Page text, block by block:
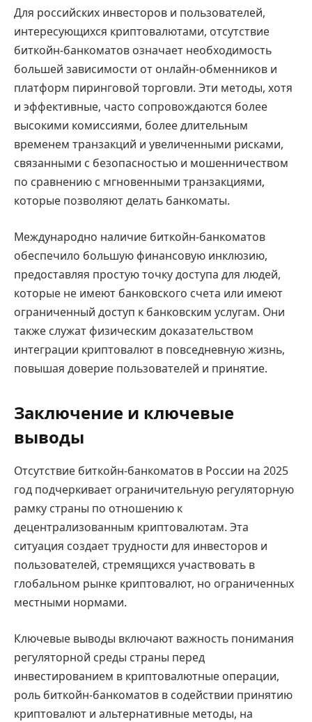
Для российских инвесторов и пользователей,
интересующихся криптовалютами, отсутствие
биткойн-банкоматов означает необходимость
большей зависимости от онлайн-обменников и
платформ пиринговой торговли. Эти методы, хотя
и эффективные, часто сопровождаются более
высокими комиссиями, более длительным
временем транзакций и увеличенными рисками,
связанными с безопасностью и мошенничеством
по сравнению с мгновенными транзакциями,
которые позволяют делать банкоматы.
Международно наличие биткойн-банкоматов
обеспечило большую финансовую инклюзию,
предоставляя простую точку доступа для людей,
которые не имеют банковского счета или имеют
ограниченный доступ к банковским услугам. Они
также служат физическим доказательством
интеграции криптовалют в повседневную жизнь,
повышая доверие пользователей и принятие.
Заключение и ключевые
выводы
Отсутствие биткойн-банкоматов в России на 2025
год подчеркивает ограничительную регуляторную
рамку страны по отношению к
децентрализованным криптовалютам. Эта
ситуация создает трудности для инвесторов и
пользователей, стремящихся участвовать в
глобальном рынке криптовалют, но ограниченных
местными нормами.
Ключевые выводы включают важность понимания
регуляторной среды страны перед
инвестированием в криптовалютные операции,
роль биткойн-банкоматов в содействии принятию
криптовалют и альтернативные методы, на